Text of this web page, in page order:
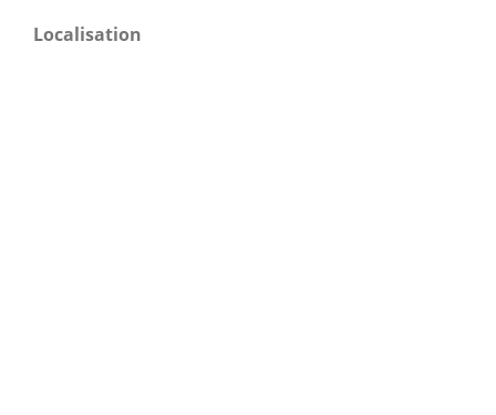
Localisation